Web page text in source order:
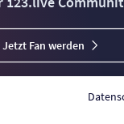
Jetzt Fan werden